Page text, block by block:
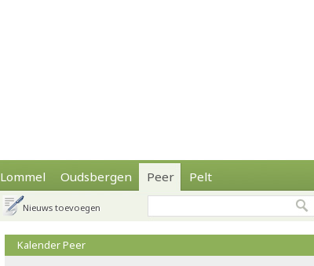
Lommel Oudsbergen Peer Pelt
Nieuws toevoegen
Kalender Peer